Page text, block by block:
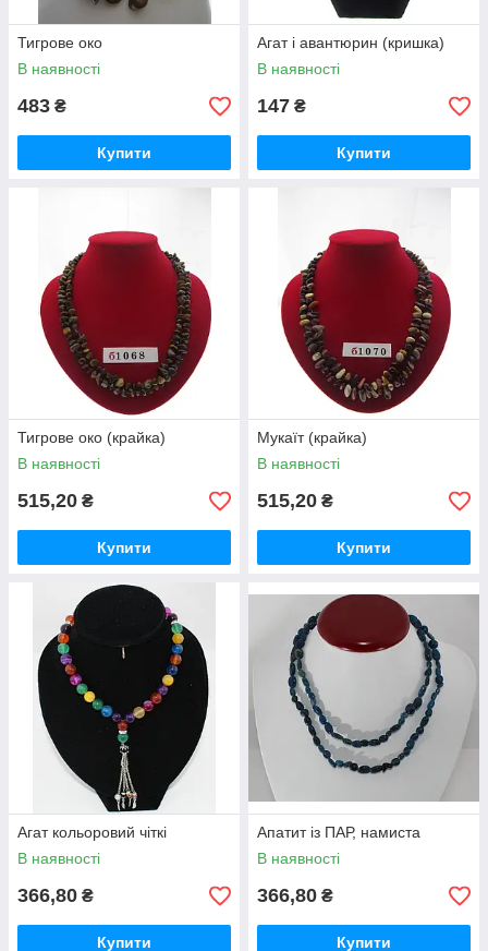
Тигрове око
В наявності
483 ₴
Купити
Агат і авантюрин (кришка)
В наявності
147 ₴
Купити
Тигрове око (крайка)
В наявності
515,20 ₴
Купити
Мукаїт (крайка)
В наявності
515,20 ₴
Купити
Агат кольоровий чіткі
В наявності
366,80 ₴
Купити
Апатит із ПАР, намиста
В наявності
366,80 ₴
Купити